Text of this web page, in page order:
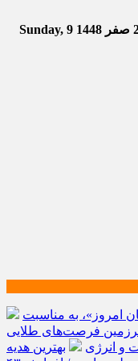
Sunday, 9
امروز»، به مناسبت
فرصت‌های طلایی
و انرژی
بهترین هدیه